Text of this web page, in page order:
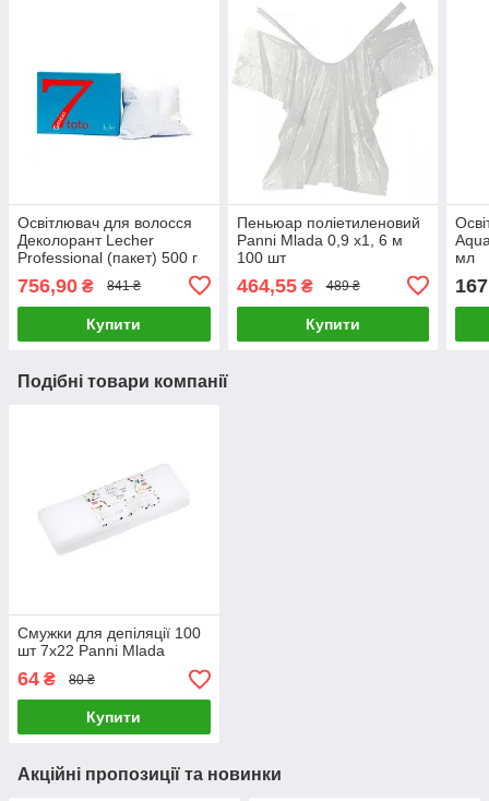
Освітлювач для волосся
Деколорант Lecher
Professional (пакет) 500 г
756,90 ₴ 841 ₴
Купити
Пеньюар поліетиленовий
Panni Mlada 0,9 х1, 6 м
100 шт
464,55₴ 489 ₴
Купити
мл
167
Подібні товари компанії
Смужки для депіляції 100
шт 7х22 Panni Mlada
64 ₴ 80 ₴
Купити
Акційні пропозиції та новинки